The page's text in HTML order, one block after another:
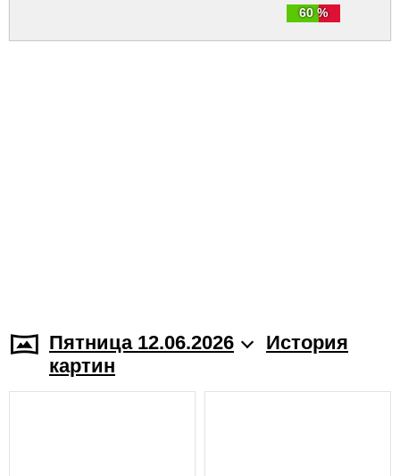
60 %
Пятница 12.06.2026
История
картин